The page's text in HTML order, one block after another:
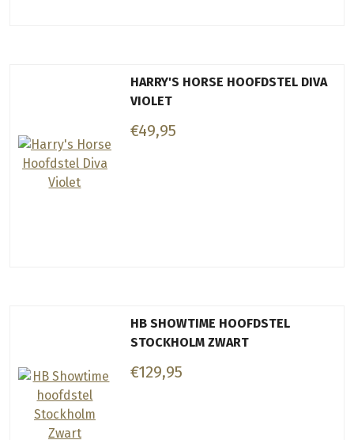
HARRY'S HORSE HOOFDSTEL DIVA
VIOLET
€49,95
HB SHOWTIME HOOFDSTEL
STOCKHOLM ZWART
€129,95